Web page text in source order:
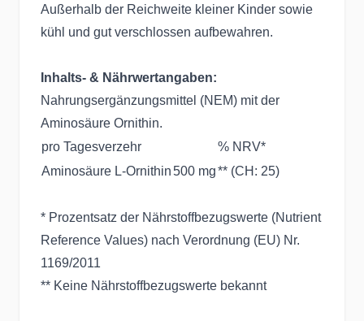
Außerhalb der Reichweite kleiner Kinder sowie
kühl und gut verschlossen aufbewahren.
Inhalts- & Nährwertangaben:
Nahrungsergänzungsmittel (NEM) mit der
Aminosäure Ornithin.
pro Tagesverzehr
% NRV*
Aminosäure L-Ornithin500 mg** (CH: 25)
* Prozentsatz der Nährstoffbezugswerte (Nutrient
Reference Values) nach Verordnung (EU) Nr.
1169/2011
** Keine Nährstoffbezugswerte bekannt